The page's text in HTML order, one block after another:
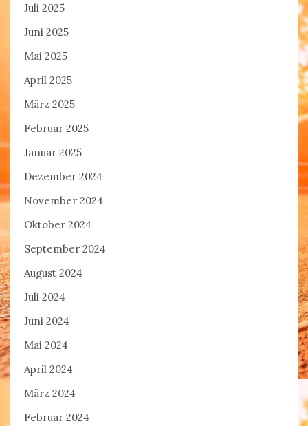
Juli 2025
Juni 2025
Mai 2025
April 2025
März 2025
Februar 2025
Januar 2025
Dezember 2024
November 2024
Oktober 2024
September 2024
August 2024
Juli 2024
Juni 2024
Mai 2024
April 2024
März 2024
Februar 2024